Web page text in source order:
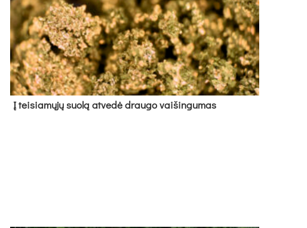
Į tei­sia­mų­jų suo­lą at­ve­dė drau­go vai­šin­gu­mas